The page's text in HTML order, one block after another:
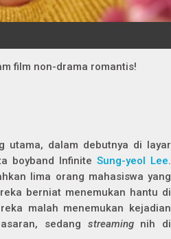
film non-drama romantis!
utama, dalam debutnya di layar
boyband Infinite Sung-yeol Lee.
lima orang mahasiswa yang
berniat menemukan hantu di
malah menemukan kejadian
sedang streamingnih di